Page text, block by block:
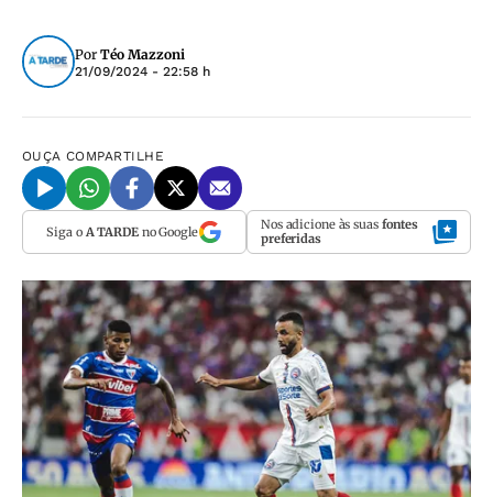
Por Téo Mazzoni
21/09/2024 - 22:58 h
OUÇA COMPARTILHE
Siga o A TARDEno Google Nos adicione às suas fontes
preferidas